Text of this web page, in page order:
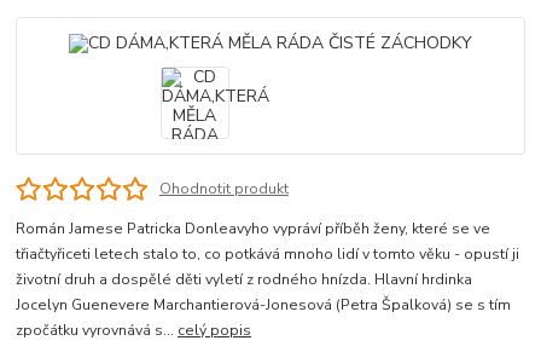
Ohodnotit produkt
Román Jamese Patricka Donleavyho vypráví příběh ženy, které se ve
třiačtyřiceti letech stalo to, co potkává mnoho lidí v tomto věku - opustí ji
životní druh a dospělé děti vyletí z rodného hnízda. Hlavní hrdinka
Jocelyn Guenevere Marchantierová-Jonesová (Petra Špalková) se s tím
zpočátku vyrovnává s... celý popis